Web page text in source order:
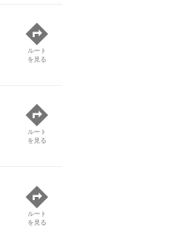
ルート
を見る
ルート
を見る
ルート
を見る